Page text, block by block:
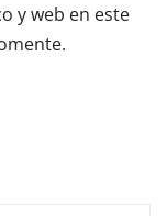
y web en este